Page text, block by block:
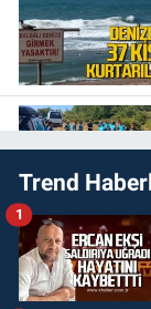
Trend
1